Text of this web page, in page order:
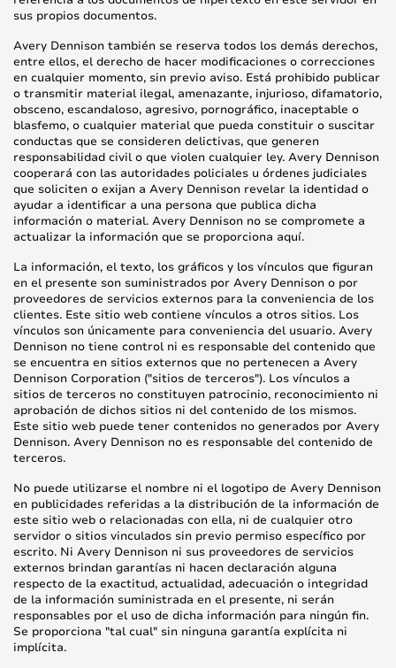
sus propios documentos.
Avery Dennison también se reserva todos los demás derechos,
entre ellos, el derecho de hacer modificaciones o correcciones
en cualquier momento, sin previo aviso. Está prohibido publicar
o transmitir material ilegal, amenazante, injurioso, difamatorio,
obsceno, escandaloso, agresivo, pornográfico, inaceptable o
blasfemo, o cualquier material que pueda constituir o suscitar
conductas que se consideren delictivas, que generen
responsabilidad civil o que violen cualquier ley. Avery Dennison
cooperará con las autoridades policiales u órdenes judiciales
que soliciten o exijan a Avery Dennison revelar la identidad o
ayudar a identificar a una persona que publica dicha
información o material. Avery Dennison no se compromete a
actualizar la información que se proporciona aquí.
La información, el texto, los gráficos y los vínculos que figuran
en el presente son suministrados por Avery Dennison o por
proveedores de servicios externos para la conveniencia de los
clientes. Este sitio web contiene vínculos a otros sitios. Los
vínculos son únicamente para conveniencia del usuario. Avery
Dennison no tiene control ni es responsable del contenido que
se encuentra en sitios externos que no pertenecen a Avery
Dennison Corporation ("sitios de terceros"). Los vínculos a
sitios de terceros no constituyen patrocinio, reconocimiento ni
aprobación de dichos sitios ni del contenido de los mismos.
Este sitio web puede tener contenidos no generados por Avery
Dennison. Avery Dennison no es responsable del contenido de
terceros.
No puede utilizarse el nombre ni el logotipo de Avery Dennison
en publicidades referidas a la distribución de la información de
este sitio web o relacionadas con ella, ni de cualquier otro
servidor o sitios vinculados sin previo permiso específico por
escrito. Ni Avery Dennison ni sus proveedores de servicios
externos brindan garantías ni hacen declaración alguna
respecto de la exactitud, actualidad, adecuación o integridad
de la información suministrada en el presente, ni serán
responsables por el uso de dicha información para ningún fin.
Se proporciona "tal cual" sin ninguna garantía explícita ni
implícita.